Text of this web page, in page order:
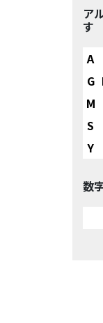
ア
す
A
G
M
S
Y
数